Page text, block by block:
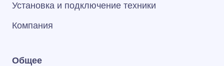
Установка и подключение техники
Компания
Общее